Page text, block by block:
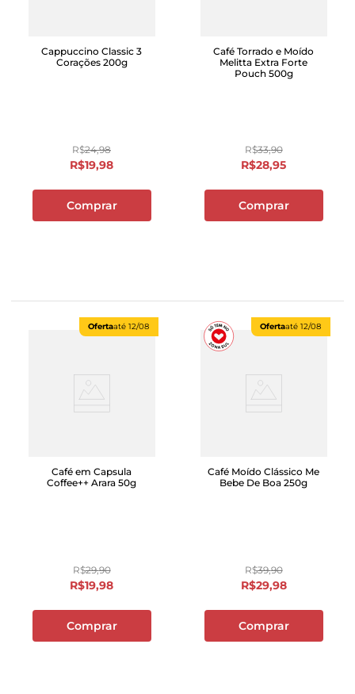
Cappuccino Classic 3
Corações 200g
R$24,98
R$19,98
Comprar
Café Torrado e Moído
Melitta Extra Forte
Pouch 500g
R$33,90
R$28,95
Comprar
Ofertaaté 12/08
Café em Capsula
Coffee++ Arara 50g
R$29,90
R$19,98
Comprar
Ofertaaté 12/08
Café Moído Clássico Me
Bebe De Boa 250g
R$39,90
R$29,98
Comprar